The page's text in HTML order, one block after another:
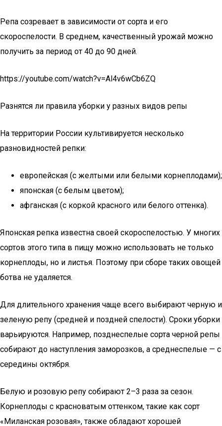
Репа созревает в зависимости от сорта и его
скороспелости. В среднем, качественный урожай можно
получить за период от 40 до 90 дней.
https://youtube.com/watch?v=Al4v6wCb6ZQ
Разнятся ли правила уборки у разных видов репы
На территории России культивируется несколько
разновидностей репки:
европейская (с желтыми или белыми корнеплодами);
японская (с белым цветом);
афганская (с коркой красного или белого оттенка).
Японская репка известна своей скороспелостью. У многих
сортов этого типа в пищу можно использовать не только
корнеплоды, но и листья. Поэтому при сборе таких овощей
ботва не удаляется.
Для длительного хранения чаще всего выбирают черную и
зеленую репу (средней и поздней спелости). Сроки уборки
варьируются. Например, позднеспелые сорта черной репы
собирают до наступления заморозков, а среднеспелые — с
середины октября.
Белую и розовую репу собирают 2–3 раза за сезон.
Корнеплоды с красноватым оттенком, такие как сорт
«Миланская розовая», также обладают хорошей